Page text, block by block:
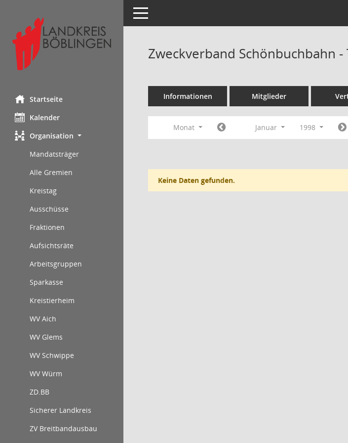
Startseite
Kalender
Organisation
Mandatsträger
Alle Gremien
Kreistag
Ausschüsse
Fraktionen
Aufsichtsräte
Arbeitsgruppen
Sparkasse
Kreistierheim
WV Aich
WV Glems
WV Schwippe
WV Würm
ZD.BB
Sicherer Landkreis
ZV Breitbandausbau
Toggle navigation
Zweckverband Schönbuchbahn
Informationen Mitglieder
Monat Januar 1998
Keine Daten gefunden.